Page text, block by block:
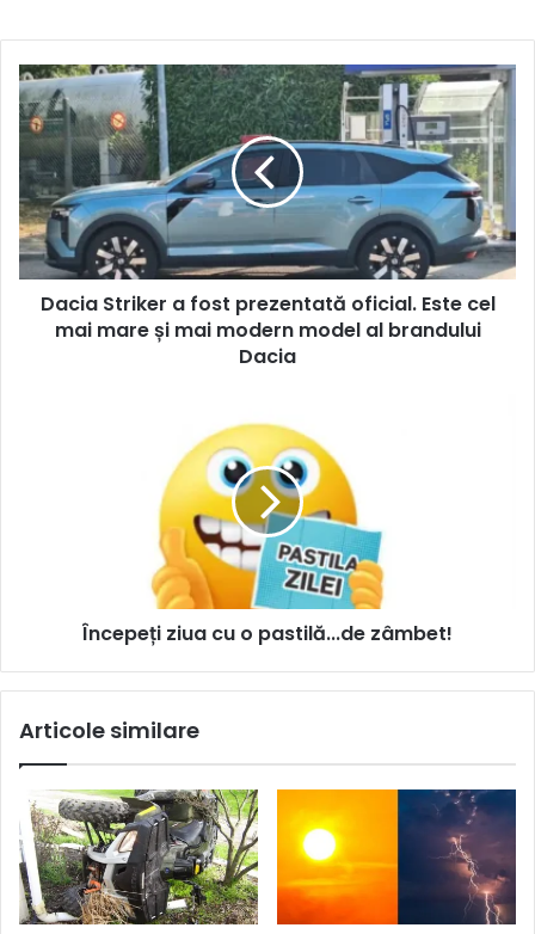
Dacia Striker a fost prezentată oficial. Este cel
mai mare și mai modern model al brandului
Dacia
Începeți ziua cu o pastilă...de zâmbet!
Articole similare